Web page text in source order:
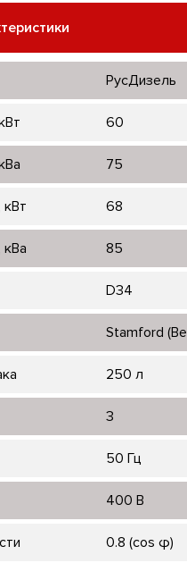
РусДизель
60
75
68
85
D34
Stamford
250 л
3
50 Гц
400 В
0.8 (cos φ)